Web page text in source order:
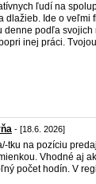
ľudí na
dlažieb. Ide o veľmi
podľa svojich
inej práci.
- [18.6. 2026]
tku na pozíciu
Vhodné aj
počet hodín. V